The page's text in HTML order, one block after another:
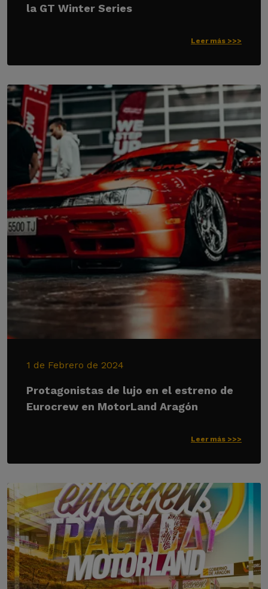
la GT Winter Series
Leer más >>>
1 de Febrero de 2024
Protagonistas de lujo en el estreno de
Eurocrew en MotorLand Aragón
Leer más >>>